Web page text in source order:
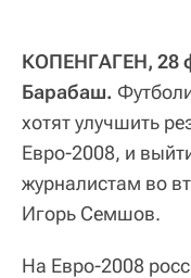
КОПЕНГАГЕН, 28
Барабаш.
хотят улучшить
Евро-2008, и
журналистам во
Игорь Семшов.
На Евро-2008